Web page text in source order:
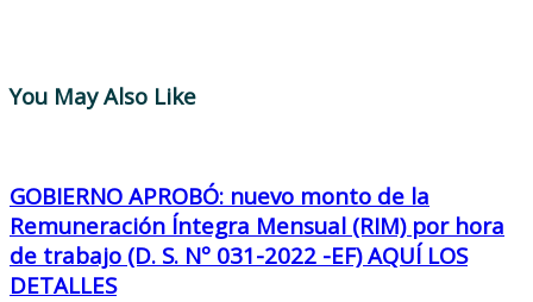
You May Also Like
GOBIERNO APROBÓ: nuevo monto de la
Remuneración Íntegra Mensual (RIM) por hora
de trabajo (D. S. Nº 031-2022 -EF) AQUÍ LOS
DETALLES